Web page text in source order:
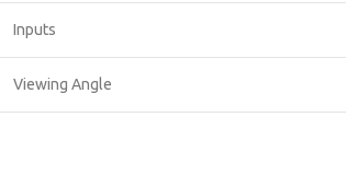
Inputs
Viewing Angle